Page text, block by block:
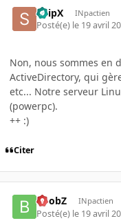
SnipX INpactien
Posté(e) le 19 avril
Non, nous sommes en
ActiveDirectory, qui
etc... Notre serveur
(powerpc).
++ :)
Citer
BoobZ INpactien
Posté(e) le 19 avril